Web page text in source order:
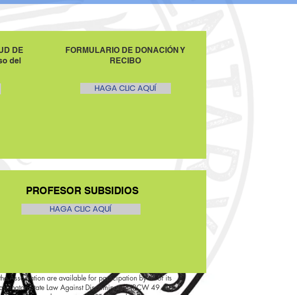
DE
del
FORMULARIO DE DONACIÓN Y
RECIBO
HAGA CLIC AQUÍ
PROFESORSUBSIDIOS
HAGA CLIC AQUÍ
Association are available for participation by all of its
State Law Against Discrimination (RCW 49.60).